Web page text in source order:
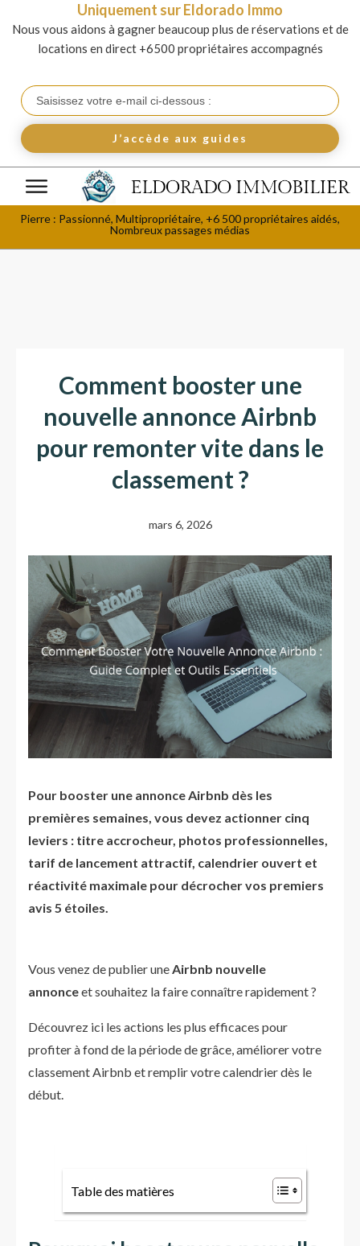
Uniquement sur Eldorado Immo
Nous vous aidons à gagner beaucoup plus de réservations et de
locations en direct +6500 propriétaires accompagnés
J’accède aux guides
Pierre : Passionné, Multipropriétaire, +6 500 propriétaires aidés,
Nombreux passages médias
Comment booster une
nouvelle annonce Airbnb
pour remonter vite dans le
classement ?
mars 6, 2026
Pour booster une annonce Airbnb dès les
premières semaines, vous devez actionner cinq
leviers : titre accrocheur, photos professionnelles,
tarif de lancement attractif, calendrier ouvert et
réactivité maximale pour décrocher vos premiers
avis 5 étoiles.
Vous venez de publier uneAirbnb nouvelle
annonceet souhaitez la faire connaître rapidement ?
Découvrez ici les actions les plus efficaces pour
profiter à fond de la période de grâce, améliorer votre
classement Airbnb et remplir votre calendrier dès le
début.
Table des matières